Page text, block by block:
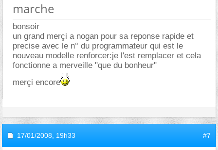
marche
bonsoir
un grand merçi a nogan pour sa reponse rapide et
precise avec le n° du programmateur qui est le
nouveau modelle renforcer:je l'est remplacer et cela
fonctionne a merveille "que du bonheur"
merçi encore
17/01/2008, 19h33 #7